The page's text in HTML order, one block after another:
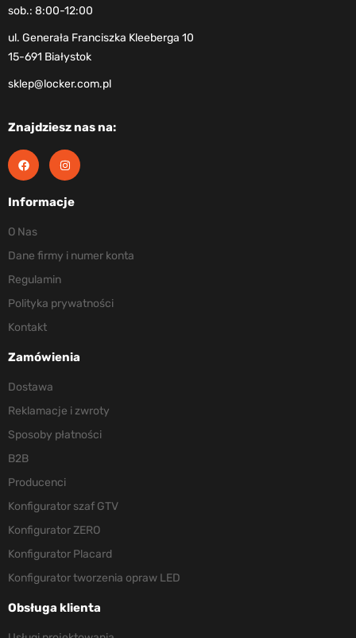
sob.: 8:00-12:00
ul. Generała Franciszka Kleeberga 10
15-691 Białystok
sklep@locker.com.pl
Znajdziesz nas na:
Informacje
O Nas
Dane firmy i numer konta
Regulamin
Polityka prywatności
Kontakt
Zamówienia
Dostawa
Reklamacje i zwroty
Sposoby płatności
B2B
Producenci
Konfigurator szaf GTV
Konfigurator ZERO
Konfigurator Placard
Konfigurator tworzenia opraw LED
Obsługa klienta